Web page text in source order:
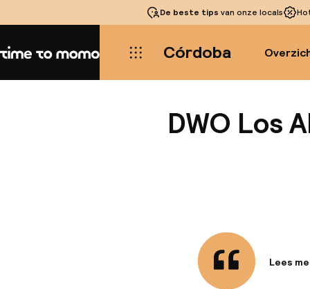
De beste tips van onze locals
Home Córdoba
DWO Los
Lees